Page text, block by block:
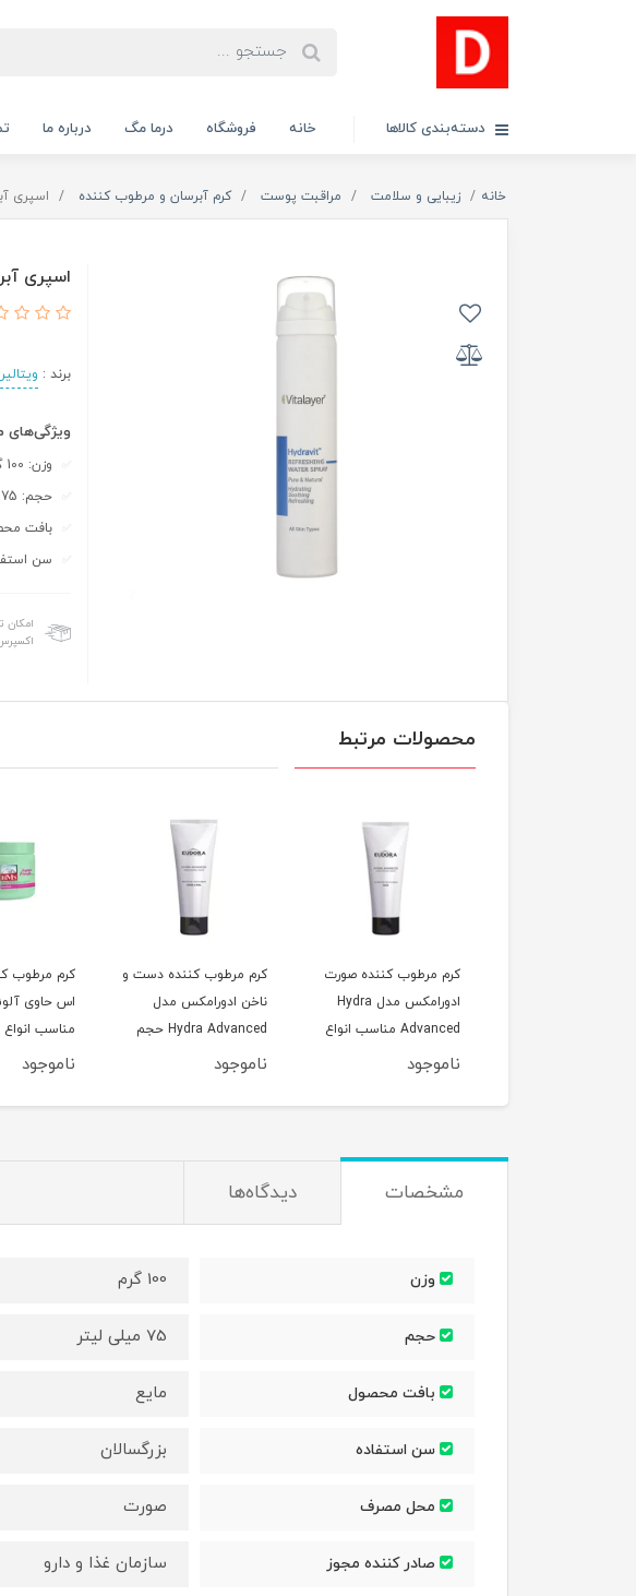
دسته‌بندی کالاها خانه فروشگاه درما مگ درباره ما
خانه زیبایی و سلامت مراقبت پوست کرم آبرسان و مرطوب کننده اسپری
اسپری
برند : ویتالیر
وزن: 100 گرم
حجم: 75 میلی لیتر
بافت
سن
امکان
محصولات مرتبط
کرم مرطوب کننده صورت
ادورامکس مدل Hydra
Advanced مناسب انواع
پوست حجم 75 میلی لیتر
ناموجود
کرم مرطوب کننده دست و
ناخن ادورامکس مدل
Hydra Advanced حجم
75 میلی لیتر
ناموجود
کرم مرطوب
اس حاوی
مناسب
200 میلی‌لیتر
ناموجود
مشخصات دیدگاه‌ها
وزن 100 گرم
حجم 75 میلی لیتر
بافت محصول مایع
سن استفاده بزرگسالان
محل مصرف صورت
صادر کننده مجوز سازمان غذا و دارو